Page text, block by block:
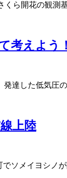
くら開花の観測
考えよう！
発達した低気圧
上陸
でソメイヨシノ